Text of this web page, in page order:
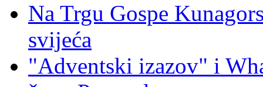
Na Trgu Gospe
svijeća
"Adventski izazov" i